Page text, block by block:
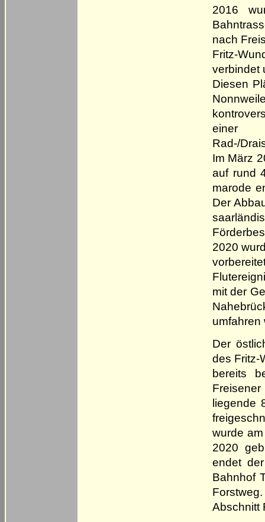
2016
nach
Fritz-
verbindet
Diesen
einer
Rad-/
Im März
auf rund
marode
Der
2020
mit der
umfahren
Der
des Fritz-
bereits
liegende
wurde
2020
endet
Bahnhof
Abschnitt